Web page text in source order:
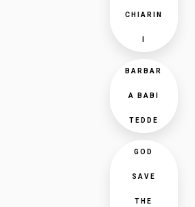
CHIARIN
BARBAR
A BABI
TEDDE
GOD
SAVE
THE